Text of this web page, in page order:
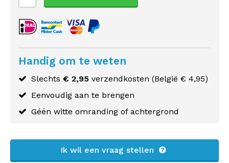
Handig om te weten
Slechts € 2,95 verzendkosten (België € 4,95)
Eenvoudig aan te brengen
Géén witte omranding of achtergrond
Ik wil een vraag stellen